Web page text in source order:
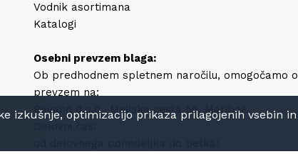
Vodnik asortimana
Katalogi
Osebni prevzem blaga:
Ob predhodnem spletnem naročilu, omogočamo
prevzem na:
Bevann d.o.o., Meljska cesta 56, Maribor.
izkušnje, optimizacijo prikaza prilagojenih vsebin